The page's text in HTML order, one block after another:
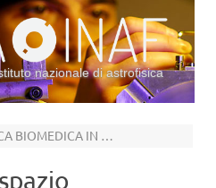
nazionale di astrofisica
DOVE CI PORTA LA RICERCA BIOMEDICA IN ORBITA